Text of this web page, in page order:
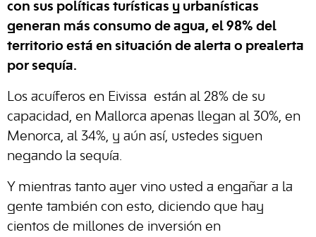
con sus políticas turísticas y urbanísticas
generan más consumo de agua, el 98% del
territorio está en situación de alerta o prealerta
por sequía.
Los acuíferos en Eivissa están al 28% de su
capacidad, en Mallorca apenas llegan al 30%, en
Menorca, al 34%, y aún así, ustedes siguen
negando la sequía.
Y mientras tanto ayer vino usted a engañar a la
gente también con esto, diciendo que hay
cientos de millones de inversión en